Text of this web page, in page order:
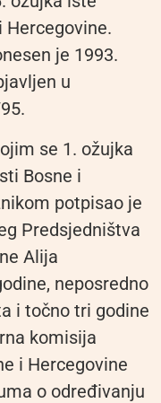
Hercegovine.
je 1993.
u
se 1. ožujka
Bosne i
potpisao je
Predsjedništva
Alija
neposredno
i točno tri godine
komisija
i Hercegovine
o određivanju